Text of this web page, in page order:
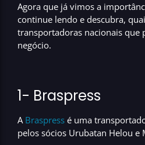
Agora que já vimos a
continue lendo e descubra,
transportadoras nacionais que
negócio.
1- Braspress
A Braspress é uma
pelos sócios Urubatan Helou e